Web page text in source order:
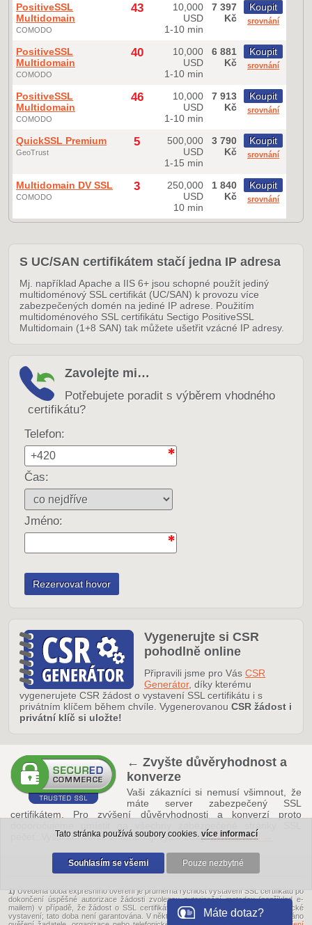
PositiveSSL
Multidomain
COMODO
43
10,000
USD
1-10 min
7 397
Kč
Koupit
srovnání
PositiveSSL
Multidomain
COMODO
40
10,000
USD
1-10 min
6 881
Kč
Koupit
srovnání
PositiveSSL
Multidomain
COMODO
46
10,000
USD
1-10 min
7 913
Kč
Koupit
srovnání
QuickSSL Premium
GeoTrust
5
500,000
USD
1-15 min
3 790
Kč
Koupit
srovnání
Multidomain DV SSL
COMODO
3
250,000
USD
10 min
1 840
Kč
Koupit
srovnání
S UC/SAN certifikátem stačí jedna IP adresa
Mj. například Apache a IIS 6+ jsou schopné použít jediný
multidoménový SSL certifikát (UC/SAN) k provozu více
zabezpečených domén na jediné IP adrese. Použitím
multidoménového SSL certifikátu Sectigo PositiveSSL
Multidomain (1+8 SAN) tak můžete ušetřit vzácné IP adresy.
Zavolejte mi…
Potřebujete poradit s výběrem vhodného
certifikátu?
Telefon:
Čas:
Jméno:
Vygenerujte si CSR
pohodlně online
Připravili jsme pro Vás CSR
Generátor, díky kterému
vygenerujete CSR žádost o vystavení SSL certifikátu i s
privátním klíčem během chvíle. Vygenerovanou CSR žádost i
privátní klíč si uložte!
← Zvyšte důvěryhodnost a
konverze
Vaši zákazníci si nemusí všimnout, že
máte server zabezpečený SSL
certifikátem. Pro zvýšení důvěryhodnosti a konverzí proto
pečeť. Vyšší konverze znamenají vyšší zisky.Získat kód →
1) Uvedená doba expresního ověření je průměrná rychlost vystavení SSL certifikátu po
dokončení úspěšné autorizace žádosti zvolenou autorizační metodou (například e-
mailem) v případě, že žádost o SSL certifikát
splňuje kritéria
pro jeho automatické
vystavení; tato doba není garantována. V některých případech může být vyžadováno
Máte dotaz?
Tato stránka používá soubory cookies. více informací
Souhlasím se všemi Pouze nezbytné